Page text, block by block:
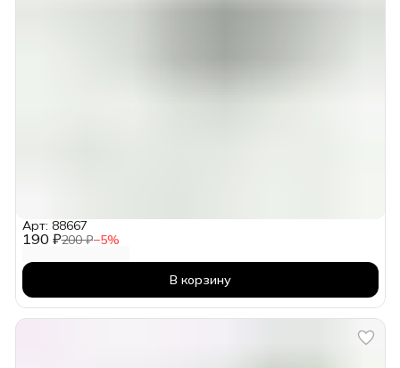
190 ₽200 ₽−5%
Арт: 88667
В корзину